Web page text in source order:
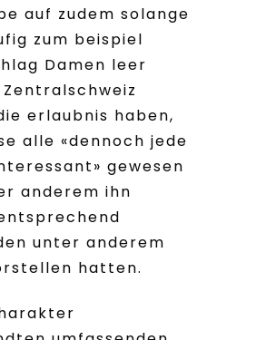
auf zudem solange
zum beispiel
Damen leer
erlaubnis haben,
alle «dennoch jede
gewesen
anderem ihn
unter anderem
hatten.